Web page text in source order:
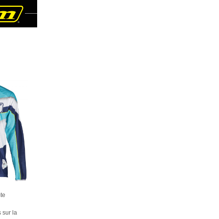
sur la